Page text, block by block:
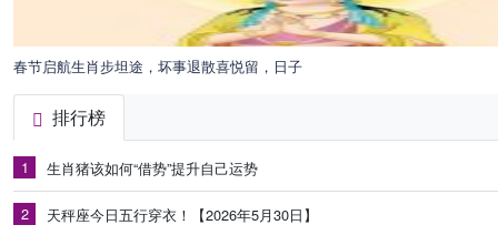
春节启航生肖步坦途，坏事退散喜悦留，日子
排行榜
1 生肖猪该如何“借势”提升自己运势
2 天秤座今日五行穿衣！【2026年5月30日】